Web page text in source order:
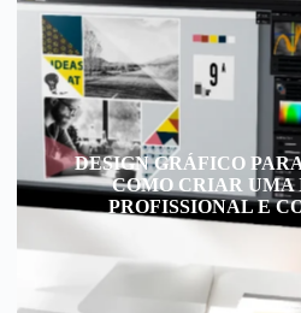
DESIGN GRÁFICO
COMO CRIAR UMA
PROFISSIONAL E